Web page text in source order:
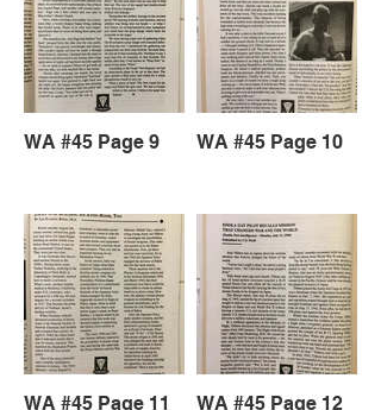
WA #45 Page 9 WA #45 Page 10
WA #45 Page 11 WA #45 Page 12